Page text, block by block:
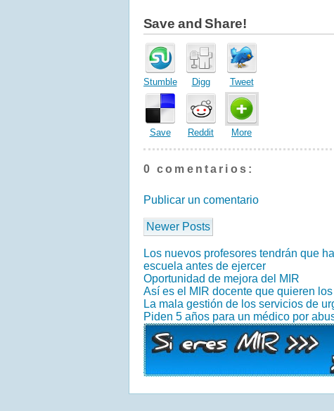
Save and Share!
Stumble Digg Tweet
Save Reddit More
0 comentarios:
Publicar un comentario
Newer Posts
Los nuevos profesores tendrán que
escuela antes de ejercer
Oportunidad de mejora del MIR
Así es el MIR docente que quieren
La mala gestión de los servicios de
Piden 5 años para un médico por